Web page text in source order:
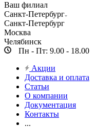
Ваш филиал
Санкт-Петербург
Санкт-Петербург
Москва
Челябинск
Пн - Пт: 9.00 - 18.00
Акции
Доставка и оплата
Статьи
О компании
Документация
Контакты
...